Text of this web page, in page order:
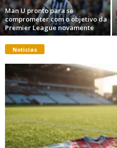
Man U pronto para se
comprometer com o objetivo da
Premier League novamente
Noticias